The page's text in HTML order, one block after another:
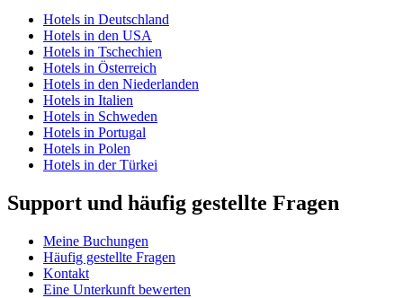
Hotels in Deutschland
Hotels in den USA
Hotels in Tschechien
Hotels in Österreich
Hotels in den Niederlanden
Hotels in Italien
Hotels in Schweden
Hotels in Portugal
Hotels in Polen
Hotels in der Türkei
Support und häufig gestellte Fragen
Meine Buchungen
Häufig gestellte Fragen
Kontakt
Eine Unterkunft bewerten